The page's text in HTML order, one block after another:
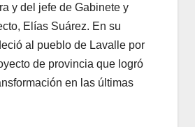
y del jefe de Gabinete y
Elías Suárez. En su
al pueblo de Lavalle por
de provincia que logró
en las últimas